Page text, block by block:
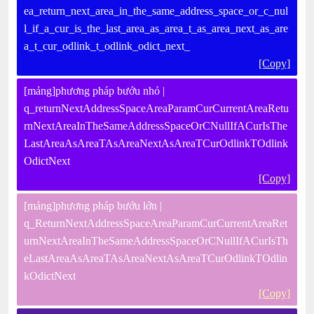
ea_return_next_area_in_the_same_address_space_or_c_nul
l_if_a_cur_is_the_last_area_as_area_t_as_area_next_as_are
a_t_cur_odlink_t_odlink_odict_next_
[Copy]
[mảng]phương pháp bướu nhỏ |
q_returnNextAddressSpaceAreaParamCurCurrentAreaRetu
rnNextAreaInTheSameAddressSpaceOrCNullIfACurIsThe
LastAreaAsAreaTAsAreaNextAsAreaTCurOdlinkTOdlink
OdictNext
[Copy]
[mảng]phương pháp bướu lớn |
q_ReturnNextAddressSpaceAreaParamCurCurrentAreaRet
urnNextAreaInTheSameAddressSpaceOrCNullIfACurIsTh
eLastAreaAsAreaTAsAreaNextAsAreaTCurOdlinkTOdlin
kOdictNext
[Copy]